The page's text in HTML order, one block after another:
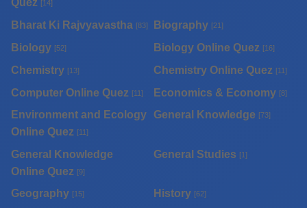
Quez [14]
Bharat Ki Rajvyavastha [83] Biography [21]
Biology [52] Biology Online Quez [16]
Chemistry [13] Chemistry Online Quez [11]
Computer Online Quez [11] Economics & Economy [8]
Environment and Ecology
Online Quez [11]
General Knowledge [73]
General Knowledge
Online Quez [9]
General Studies [1]
Geography [15] History [62]